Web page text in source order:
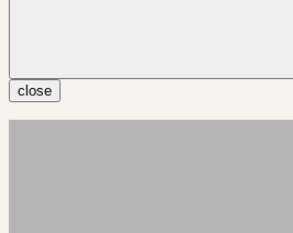
close